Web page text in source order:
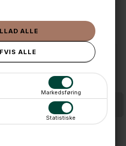
Markedsføring
Statistiske
IDÉER